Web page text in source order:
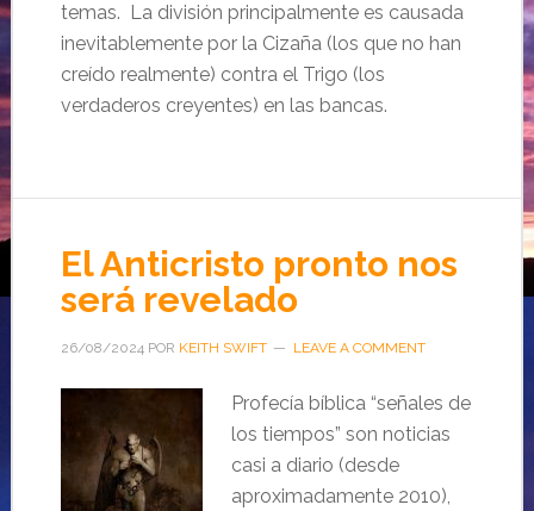
temas. La división principalmente es causada
inevitablemente por la Cizaña (los que no han
creído realmente) contra el Trigo (los
verdaderos creyentes) en las bancas.
El Anticristo pronto nos
será revelado
26/08/2024POR KEITH SWIFT LEAVE A COMMENT
Profecía bíblica “señales de
los tiempos” son noticias
casi a diario (desde
aproximadamente 2010),